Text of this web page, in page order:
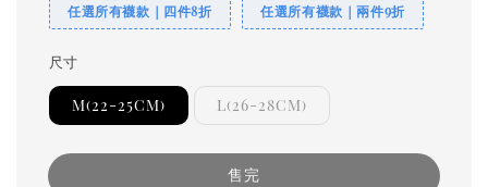
任選所有襪款｜四件8折 任選所有襪款｜兩件9折
尺寸
M(22-25CM) L(26-28CM)
售完